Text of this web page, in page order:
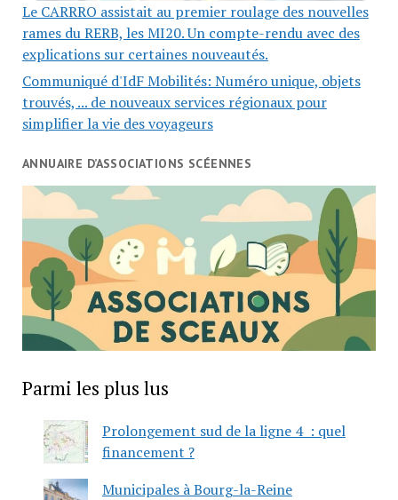
Le CARRRO assistait au premier roulage des nouvelles
rames du RERB, les MI20. Un compte-rendu avec des
explications sur certaines nouveautés.
Communiqué d'IdF Mobilités: Numéro unique, objets
trouvés, ... de nouveaux services régionaux pour
simplifier la vie des voyageurs
ANNUAIRE D’ASSOCIATIONS SCÉENNES
Parmi les plus lus
Prolongement sud de la ligne 4 : quel
financement ?
Municipales à Bourg-la-Reine